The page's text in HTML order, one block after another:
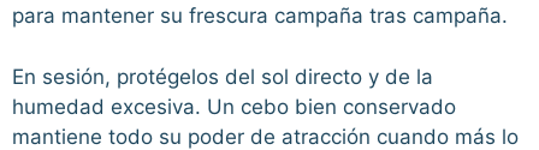
para mantener su frescura campaña tras campaña.
En sesión, protégelos del sol directo y de la
humedad excesiva. Un cebo bien conservado
mantiene todo su poder de atracción cuando más lo